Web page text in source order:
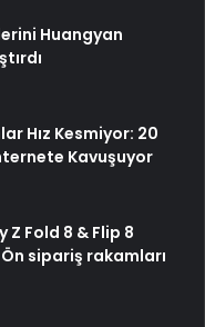
Huangyan
Hız Kesmiyor: 20
Kavuşuyor
Z Fold 8 & Flip 8
sipariş rakamları